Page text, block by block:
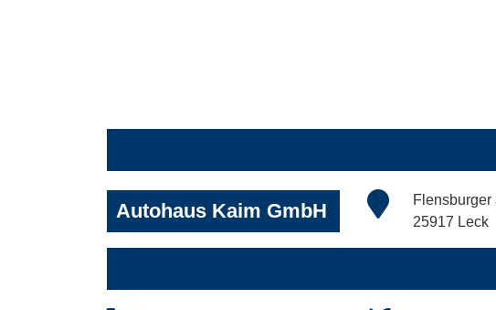
Autohaus Kaim GmbH
Flensburger
25917 Leck